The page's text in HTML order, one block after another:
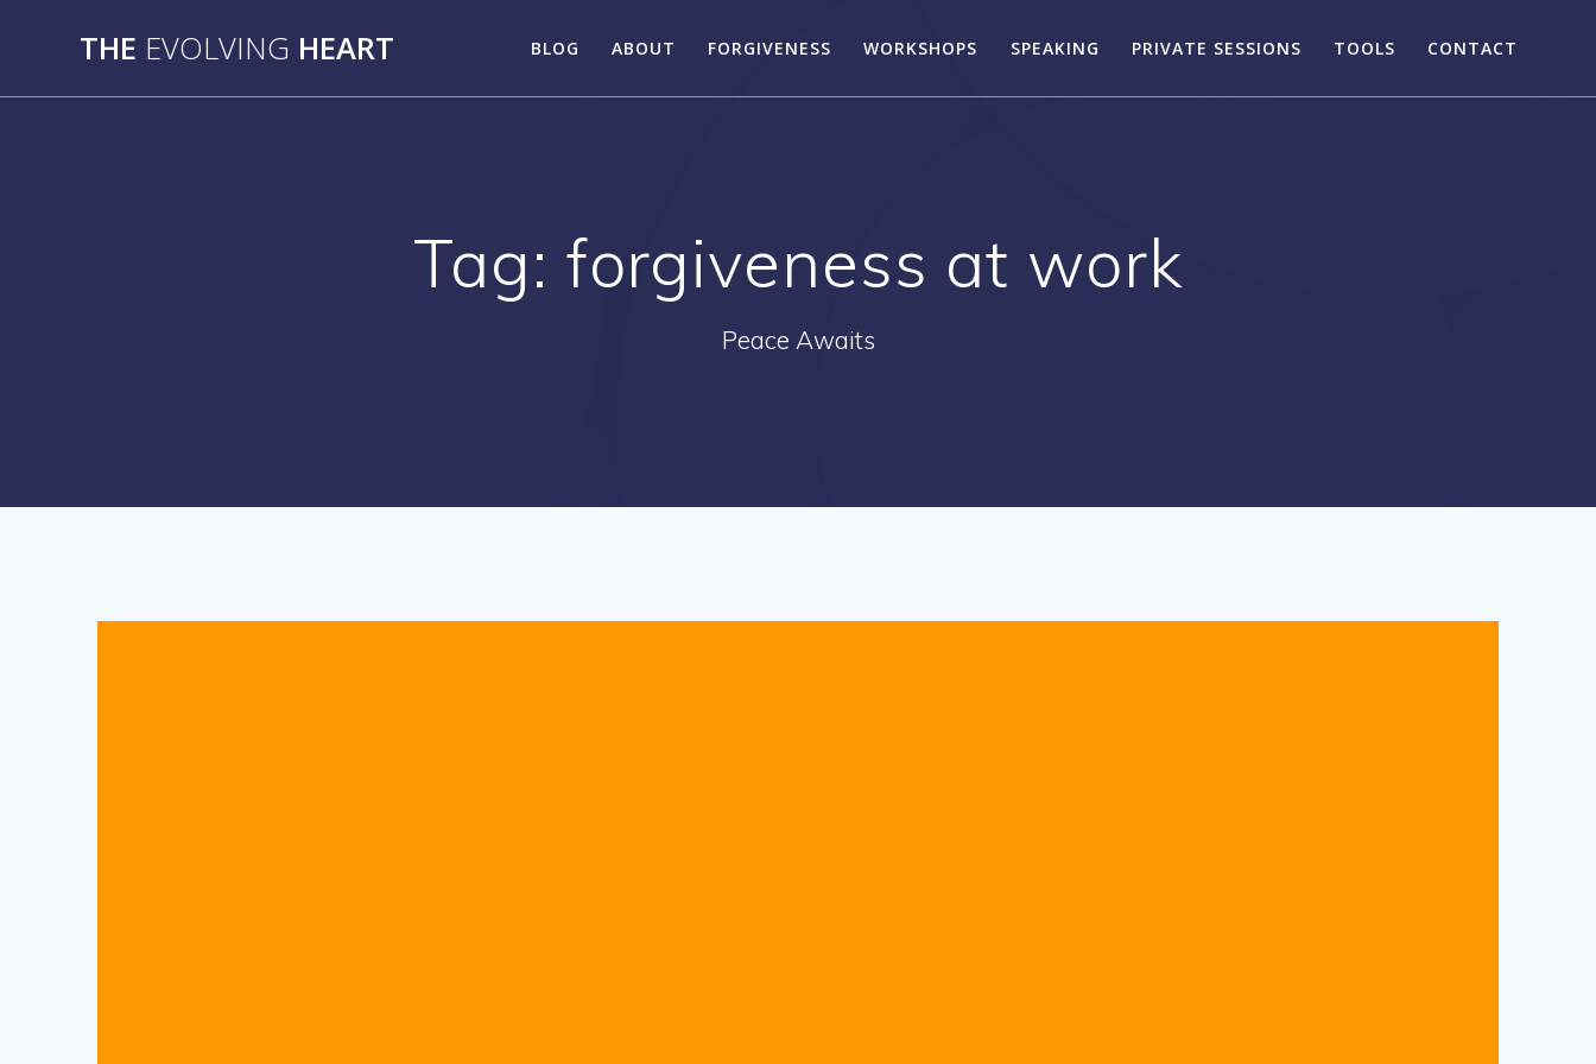
THE EVOLVING HEART BLOG ABOUT FORGIVENESS WORKSHOPS SPEAKING PRIVATE SESSIONS TOOLS CONTACT
Tag: forgiveness at work
Peace Awaits